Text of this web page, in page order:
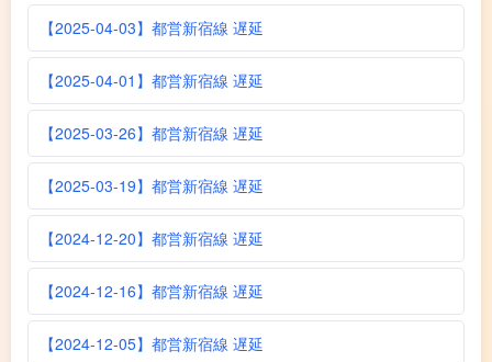
【2025-04-03】都営新宿線 遅延
【2025-04-01】都営新宿線 遅延
【2025-03-26】都営新宿線 遅延
【2025-03-19】都営新宿線 遅延
【2024-12-20】都営新宿線 遅延
【2024-12-16】都営新宿線 遅延
【2024-12-05】都営新宿線 遅延